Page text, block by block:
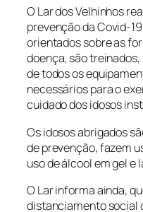
O Lar dos Velhinhos
prevenção da Covid-
orientados sobre as
doença, são
de todos os
necessários para o
cuidado dos idosos
Os idosos abrigados
de prevenção, fazem
uso de álcool em gel e
O Lar informa ainda,
distanciamento social